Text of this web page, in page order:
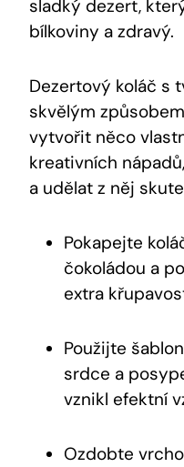
⁤sladký dezert,
bílkoviny a‌ zdravý.
Dezertový koláč s
skvělým
vytvořit něco⁤
kreativních
a udělat⁤ z ⁣něj
Pokapejte
čokoládou a
extra
Použijte
srdce a
vznikl⁤ efektní⁢
Ozdobte⁤